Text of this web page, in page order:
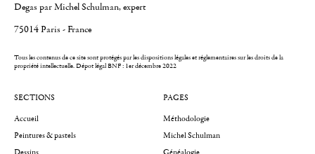
Degas par Michel Schulman, expert
75014 Paris - France
Tous les contenus de ce site sont protégés par les dispositions légales et réglementaires sur les droits de la
propriété intellectuelle.Dépot légal BNF : 1er décembre 2022
SECTIONS
Accueil
Peintures & pastels
PAGES
Méthodologie
Michel Schulman